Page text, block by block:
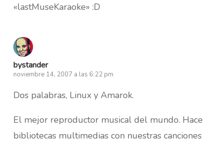
«lastMuseKaraoke» :D
bystander
noviembre 14, 2007 a las 6:22 pm
Dos palabras, Linux y Amarok.
El mejor reproductor musical del mundo. Hace
bibliotecas multimedias con nuestras canciones